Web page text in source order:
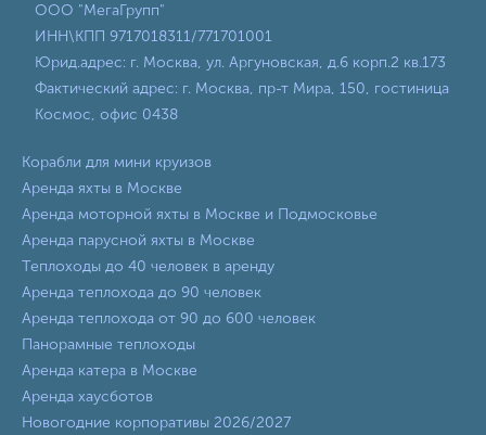
ООО "МегаГрупп"
ИНН\КПП 9717018311/771701001
Юрид.адрес: г. Москва, ул. Аргуновская, д.6 корп.2 кв.173
Фактический адрес: г. Москва, пр-т Мира, 150, гостиница
Космос, офис 0438
Корабли для мини круизов
Аренда яхты в Москве
Аренда моторной яхты в Москве и Подмосковье
Аренда парусной яхты в Москве
Теплоходы до 40 человек в аренду
Аренда теплохода до 90 человек
Аренда теплохода от 90 до 600 человек
Панорамные теплоходы
Аренда катера в Москве
Аренда хаусботов
Новогодние корпоративы 2026/2027